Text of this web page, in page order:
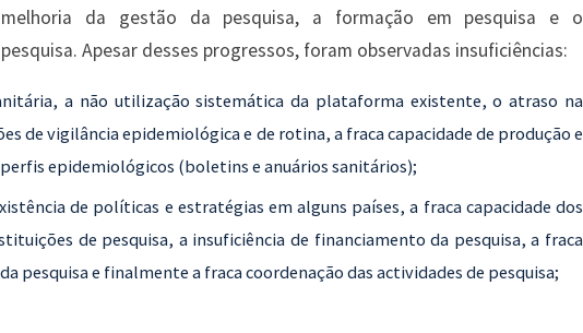
da gestão da pesquisa, a formação em pesquisa e o
Apesar desses progressos, foram observadas insuficiências:
a não utilização sistemática da plataforma existente, o atraso na
de vigilância epidemiológica e de rotina, a fraca capacidade de produção e
epidemiológicos (boletins e anuários sanitários);
de políticas e estratégias em alguns países, a fraca capacidade dos
de pesquisa, a insuficiência de financiamento da pesquisa, a fraca
pesquisa e finalmente a fraca coordenação das actividades de pesquisa;